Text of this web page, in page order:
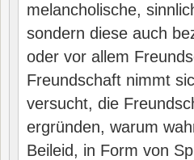
melancholische,
sondern diese auch
oder vor allem
Freundschaft nimmt
versucht, die
ergründen, warum
Beileid, in Form von